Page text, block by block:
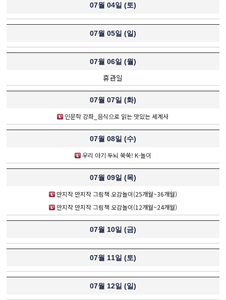
07월 04일 (토)
07월 05일 (일)
07월 06일 (월)
휴관일
07월 07일 (화)
인문학 강좌_음식으로 읽는 맛있는 세계사
07월 08일 (수)
우리 아기 두뇌 쑥쑥! K-놀이
07월 09일 (목)
만지작 만지작 그림책 오감놀이(25개월~36개월)
만지작 만지작 그림책 오감놀이(12개월~24개월)
07월 10일 (금)
07월 11일 (토)
07월 12일 (일)